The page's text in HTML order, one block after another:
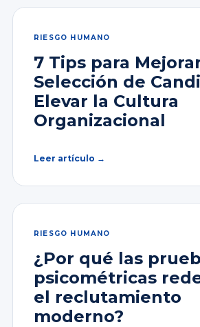
RIESGO HUMANO
7 Tips para
Selección de
Elevar la Cultura
Organizacional
Leer artículo →
RIESGO HUMANO
¿Por qué las
psicométricas
el reclutamiento
moderno?